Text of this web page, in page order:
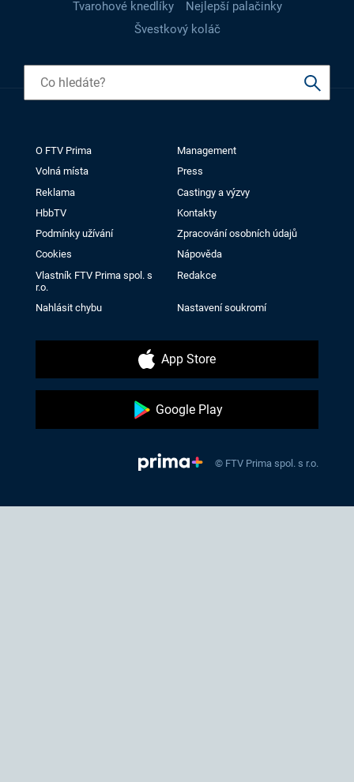
Tvarohové knedlíky
Nejlepší palačinky
Švestkový koláč
O FTV Prima
Management
Volná místa
Press
Reklama
Castingy a výzvy
HbbTV
Kontakty
Podmínky užívání
Zpracování osobních údajů
Cookies
Nápověda
Vlastník FTV Prima spol. s
r.o.
Redakce
Nahlásit chybu Nastavení soukromí
App Store
Google Play
© FTV Prima spol. s r.o.